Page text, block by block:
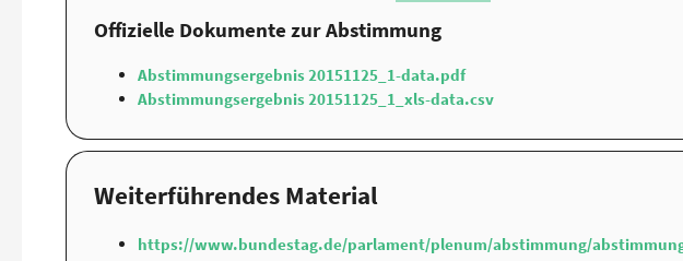
Offizielle Dokumente zur Abstimmung
Abstimmungsergebnis 20151125_1-data.pdf
Abstimmungsergebnis 20151125_1_xls-data.csv
Weiterführendes Material
https://www.bundestag.de/parlament/plenum/abstimmung/